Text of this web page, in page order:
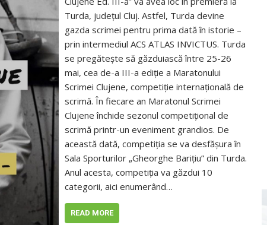
Turda, județul Cluj. Astfel, Turda devine
gazda scrimei pentru prima dată în istorie –
prin intermediul ACS ATLAS INVICTUS. Turda
se pregătește să găzduiască între 25-26
mai, cea de-a III-a ediție a Maratonului
Scrimei Clujene, competiție internațională de
scrimă. În fiecare an Maratonul Scrimei
Clujene închide sezonul competițional de
scrimă printr-un eveniment grandios. De
această dată, competiția se va desfășura în
Sala Sporturilor „Gheorghe Barițiu” din Turda.
Anul acesta, competiția va găzdui 10
categorii, aici enumerând…
READ MORE